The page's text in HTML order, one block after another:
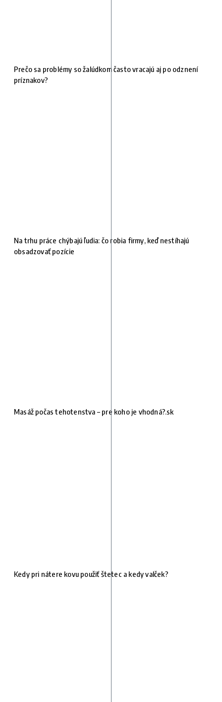
Prečo sa problémy so žalúdkom často vracajú aj po odznení
príznakov?
Na trhu práce chýbajú ľudia: čo robia firmy, keď nestíhajú
obsadzovať pozície
Masáž počas tehotenstva – pre koho je vhodná?.sk
Kedy pri nátere kovu použiť štetec a kedy valček?